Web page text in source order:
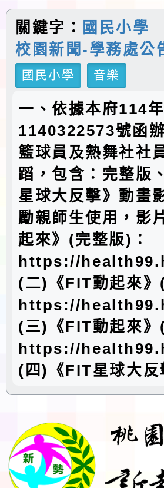
關鍵字：
國民小學
校園新聞-學務處公
國民小學
音樂
一、依據本府114
1140322573號函
籃球員及熱舞社社
蹈，包含：完整版
星球大反擊》動畫
勵親師生使用，影
起來》(完整版)：
https://
(二)《FIT動起來》
https://
(三)《FIT動起來》
https://
(四)《FIT星球大